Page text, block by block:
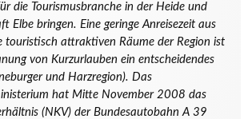
die Tourismusbranche in der Heide und
Elbe bringen. Eine geringe Anreisezeit aus
touristisch attraktiven Räume der Region ist
von Kurzurlauben ein entscheidendes
und Harzregion). Das
hat Mitte November 2008 das
(NKV) der Bundesautobahn A 39